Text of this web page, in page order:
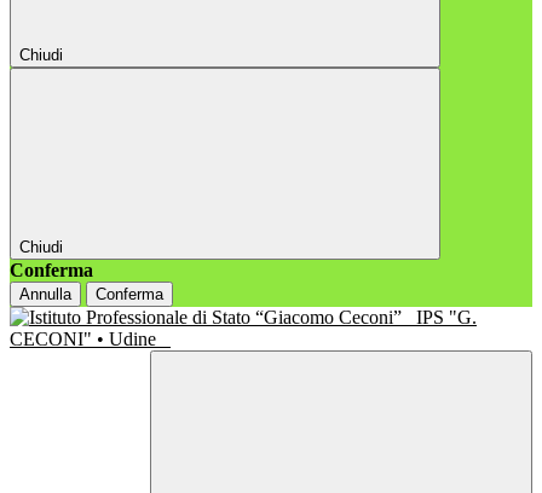
Chiudi
Chiudi
Conferma
Annulla Conferma
IPS "G.
CECONI" • Udine